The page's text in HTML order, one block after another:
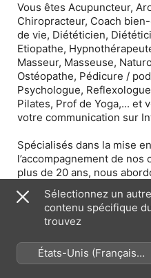
Vous êtes Acupuncteur,
Chiropracteur, Coach
de vie, Diététicien,
Etiopathe,
Masseur, Masseuse,
Ostéopathe, Pédicure /
Psychologue,
Pilates, Prof de Yoga,... et
votre communication sur
Spécialisés dans la mise
l’accompagnement de
plus de 20 ans, nous
(une dizaine de minutes
autour du webmarketing
tendances, découvrir les
apporter nos conseils
internet en améliorant
clients et attirer de
Sélectionnez un
contenu spécifique
trouvez
États-Unis (Français
France)